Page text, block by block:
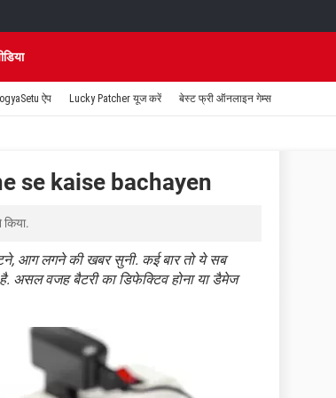
ऐप Lucky Patcher यूज करें बेस्ट फ्री ऑनलाइन गेम्स
se kaise bachayen
आग लगने की खबर सुनी. कई बार तो ये सब
असल वजह बैटरी का डिफेक्टिव होना या डैमेज